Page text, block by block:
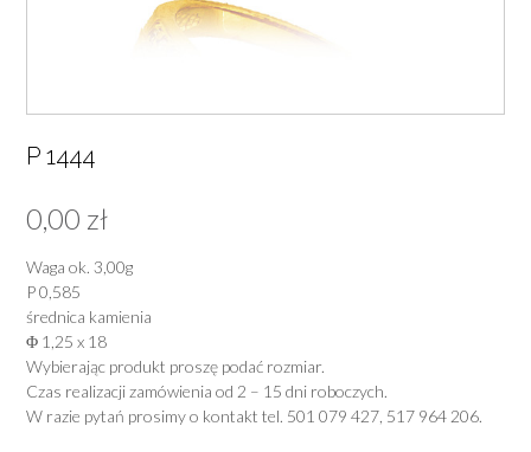
P 1444
0,00 zł
Waga ok. 3,00g
P 0,585
średnica kamienia
Φ 1,25 x 18
Wybierając produkt proszę podać rozmiar.
Czas realizacji zamówienia od 2 – 15 dni roboczych.
W razie pytań prosimy o kontakt tel. 501 079 427, 517 964 206.